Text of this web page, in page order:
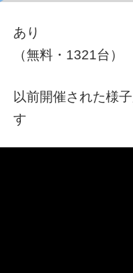
あり
（無料・1321台）
以前開催された様
す